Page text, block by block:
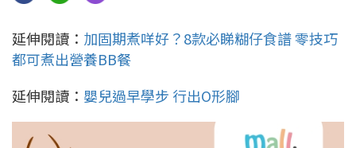
延伸閱讀： 加固期煮咩好？8款必睇糊仔食譜 零技巧
都可煮出營養BB餐
延伸閱讀： 嬰兒過早學步 行出O形腳